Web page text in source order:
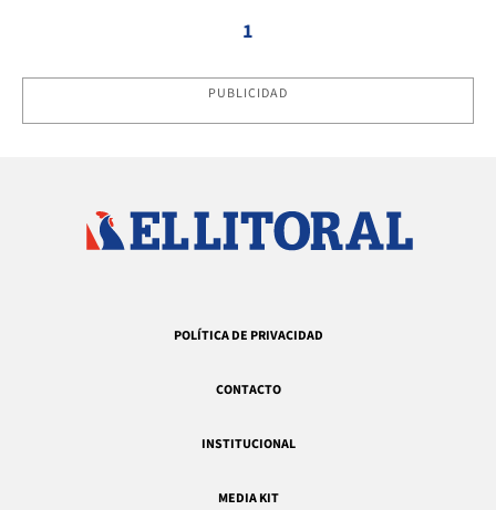
1
PUBLICIDAD
POLÍTICA DE PRIVACIDAD
CONTACTO
INSTITUCIONAL
MEDIA KIT